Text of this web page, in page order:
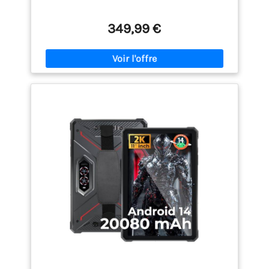
compte ! Changez d’opérateur sans retirer de carte.
Accès 4G ultra-rapide partout en Europe. Parfait
【Caméra 48 MP et Bandoulière Exclusive
et Expansion uSmart】La tablette durcie RugKing
plans, les documents et les photos détaillées. Sa
bandoulière exclusive, solidement fixée à la
tablette, offre une stabilité inégalée et la rend
facilement transportable, idéale pour les
inspections et les interventions sur le
terrain.Connectez des périphériques pros (E02
endoscope, C01 microscope) pour l’inspection de
tuyaux, moteurs ou circuits. Boostez votre efficacité
technique !(Accessoires vendus séparément)
【Fonctions Pro Supplémentaires】NFC GPS +
GLONASS + Beidou + Galileo Mode Gants (utilisation
349,99 €